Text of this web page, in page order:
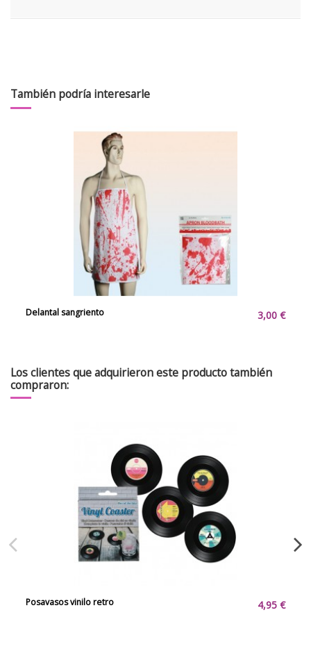
También podría interesarle
Delantal sangriento 3,00 €
Los clientes que adquirieron este producto también
compraron:
Posavasos vinilo retro 4,95 €